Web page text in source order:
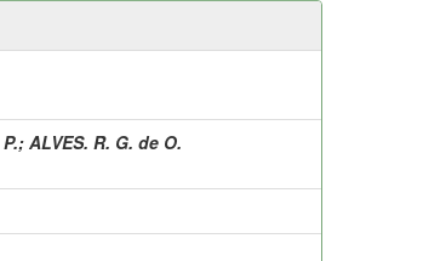
; ALVES. R. G. de O.